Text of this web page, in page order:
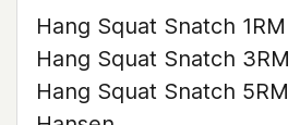
Hang Squat Snatch 1RM
Hang Squat Snatch 3RM
Hang Squat Snatch 5RM